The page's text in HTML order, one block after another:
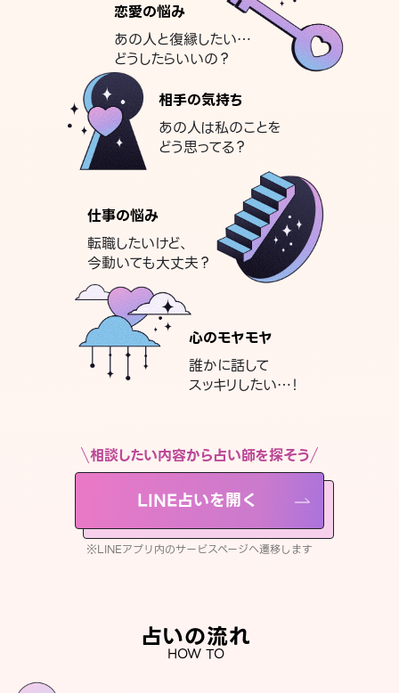
恋愛の悩み
あの人と復縁したい…
どうしたらいいの？
相手の気持ち
あの人は私のことを
どう思ってる？
仕事の悩み
転職したいけど、
今動いても大丈夫？
心のモヤモヤ
誰かに話して
スッキリしたい…！
相談したい内容から占い師を探そう
LINE占いを開く
※LINEアプリ内のサービスページへ遷移します
占いの流れ
HOW TO